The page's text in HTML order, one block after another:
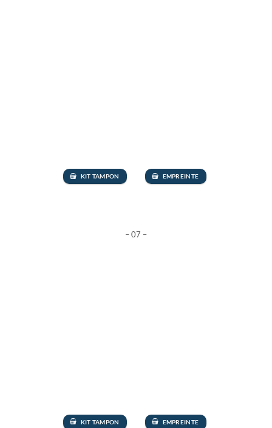
KIT TAMPON EMPREINTE
– 07 –
KIT TAMPON EMPREINTE